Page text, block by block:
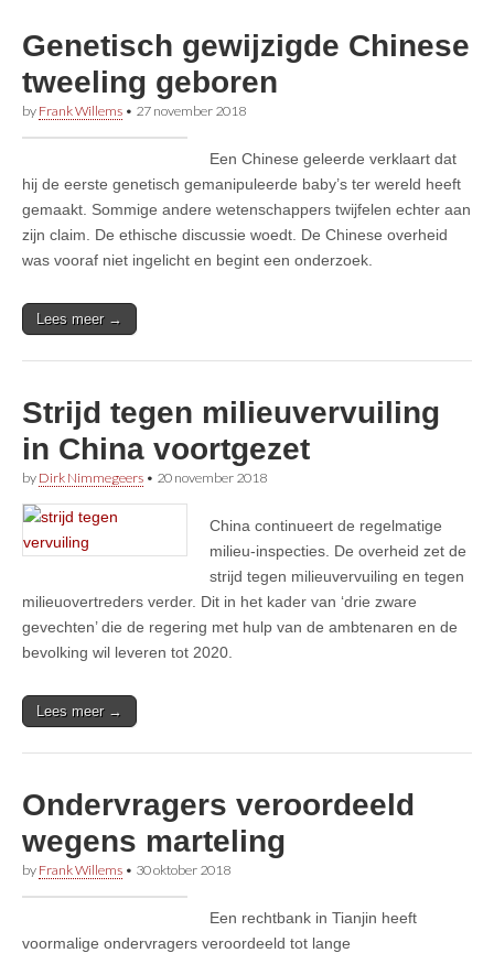
Genetisch gewijzigde Chinese
tweeling geboren
by Frank Willems • 27 november 2018
Een Chinese geleerde verklaart dat
hij de eerste genetisch gemanipuleerde baby’s ter wereld heeft
gemaakt. Sommige andere wetenschappers twijfelen echter aan
zijn claim. De ethische discussie woedt. De Chinese overheid
was vooraf niet ingelicht en begint een onderzoek.
Lees meer →
Strijd tegen milieuvervuiling
in China voortgezet
by Dirk Nimmegeers • 20 november 2018
China continueert de regelmatige
milieu-inspecties. De overheid zet de
strijd tegen milieuvervuiling en tegen
milieuovertreders verder. Dit in het kader van ‘drie zware
gevechten’ die de regering met hulp van de ambtenaren en de
bevolking wil leveren tot 2020.
Lees meer →
Ondervragers veroordeeld
wegens marteling
by Frank Willems • 30 oktober 2018
Een rechtbank in Tianjin heeft
voormalige ondervragers veroordeeld tot lange